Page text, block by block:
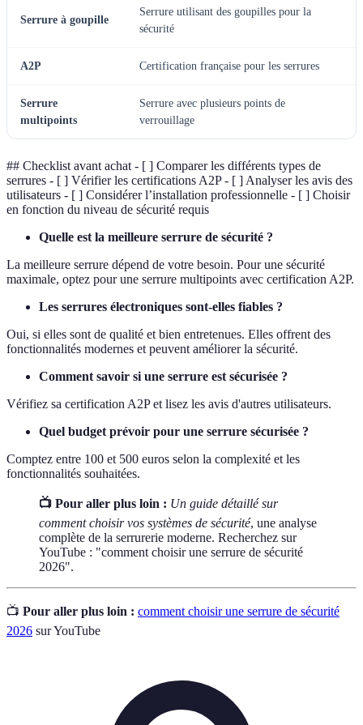
Serrure à goupille
Serrure utilisant des goupilles pour la
sécurité
A2P Certification française pour les serrures
Serrure
multipoints
Serrure avec plusieurs points de
verrouillage
## Checklist avant achat - [ ] Comparer les différents types de
serrures - [ ] Vérifier les certifications A2P - [ ] Analyser les avis des
utilisateurs - [ ] Considérer l’installation professionnelle - [ ] Choisir
en fonction du niveau de sécurité requis
Quelle est la meilleure serrure de sécurité ?
La meilleure serrure dépend de votre besoin. Pour une sécurité
maximale, optez pour une serrure multipoints avec certification A2P.
Les serrures électroniques sont-elles fiables ?
Oui, si elles sont de qualité et bien entretenues. Elles offrent des
fonctionnalités modernes et peuvent améliorer la sécurité.
Comment savoir si une serrure est sécurisée ?
Vérifiez sa certification A2P et lisez les avis d'autres utilisateurs.
Quel budget prévoir pour une serrure sécurisée ?
Comptez entre 100 et 500 euros selon la complexité et les
fonctionnalités souhaitées.
📺 Pour aller plus loin : Un guide détaillé sur
comment choisir vos systèmes de sécurité, une analyse
complète de la serrurerie moderne. Recherchez sur
YouTube : "comment choisir une serrure de sécurité
2026".
📺 Pour aller plus loin : comment choisir une serrure de sécurité
2026 sur YouTube